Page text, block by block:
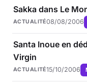
Sakka dans Le
ACTUALITÉ08/08/2006
Santa Inoue en
Virgin
ACTUALITÉ15/10/2006